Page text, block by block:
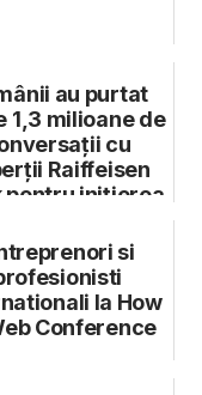
au purtat
1,3 milioane de
cu
Raiffeisen
pentru inițierea
si
la How
Conference